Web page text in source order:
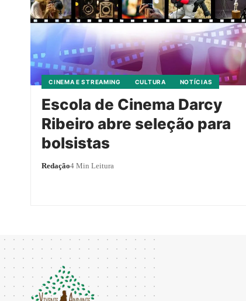
CINEMA E STREAMING CULTURA NOTÍCIAS
Escola de Cinema Darcy
Ribeiro abre seleção para
bolsistas
Redação4 Min Leitura